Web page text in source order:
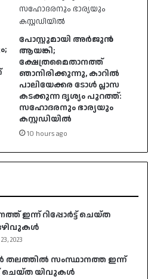
പോസ്റ്റുമായി അർജുൻ
ആയങ്കി;
ക്ഷേത്രമൈതാനത്ത്
ഞാനിരിക്കുന്നു, കാറിൽ
പാലിയേക്കര ടോൾ പ്ലാസ
കടക്കുന്ന ദൃശ്യം പുറത്ത്:
സഹോദരനും ഭാര്യയും
കസ്റ്റഡിയിൽ
10 hours ago
ഇന്ന് റിപ്പോർട്ട് ചെയ്ത
2023
തലത്തിൽ സംസ്ഥാനത്ത ഇന്ന്
ചെയ്ത യിവുകൾ